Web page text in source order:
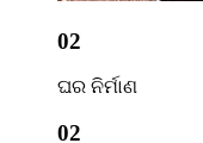
02
ଘର ନିର୍ମାଣ
02